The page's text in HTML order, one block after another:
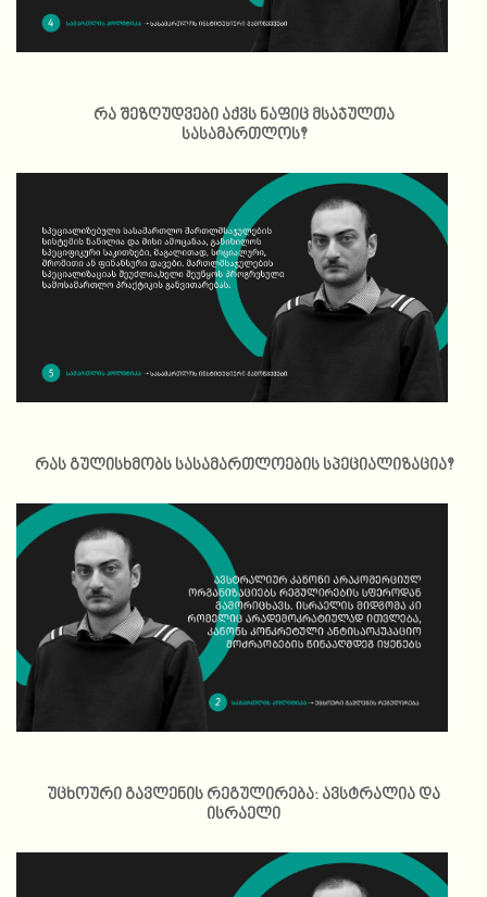
რა შეზღუდვები აქვს ნაფიც მსაჯულთა
სასამართლოს?
რას გულისხმობს სასამართლოების სპეციალიზაცია?
უცხოური გავლენის რეგულირება: ავსტრალია და
ისრაელი